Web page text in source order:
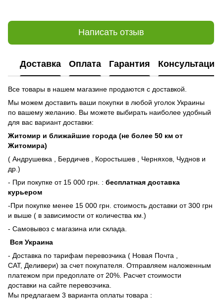
Написать отзыв
Доставка Оплата Гарантия Консультация
Все товары в нашем магазине продаются с доставкой.
Мы можем доставить ваши покупки в любой уголок Украины
по вашему желанию. Вы можете выбирать наиболее удобный
для вас вариант доставки:
Житомир и ближайшие города (не более 50 км от
Житомира)
( Андрушевка , Бердичев , Коростышев , Черняхов, Чуднов и
др.)
- При покупке от 15 000 грн. : бесплатная доставка
курьером
-При покупке менее 15 000 грн. стоимость доставки от 300 грн
и выше ( в зависимости от количества км.)
- Самовывоз с магазина или склада.
Вся Украина
- Доставка по тарифам перевозчика ( Новая Почта ,
САТ, Деливери) за счет покупателя. Отправляем наложенным
платежом при предоплате от 20%. Расчет стоимости
доставки на сайте перевозчика.
Мы предлагаем 3 варианта оплаты товара :